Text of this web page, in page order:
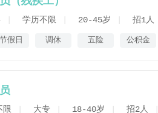
学历不限 20-45岁 招1人
假日 调休 五险 公积金
限 大专 18-40岁 招2人